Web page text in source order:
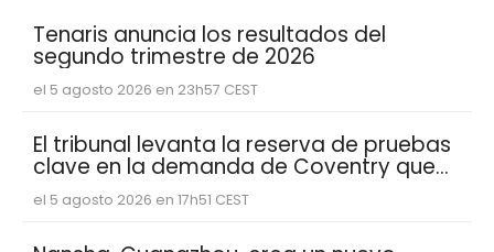
Tenaris anuncia los resultados del
segundo trimestre de 2026
el 5 agosto 2026 en 23h57 CEST
El tribunal levanta la reserva de pruebas
clave en la demanda de Coventry que
muestran que Abacus Global
Management se basó en estimaciones
el 5 agosto 2026 en 17h51 CEST